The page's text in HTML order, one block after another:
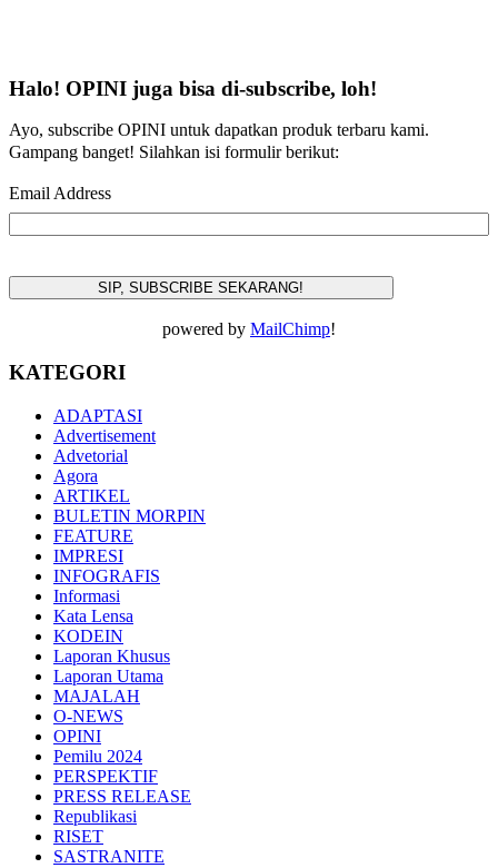
Halo! OPINI juga bisa di-subscribe, loh!
Ayo, subscribe OPINI untuk dapatkan produk terbaru kami.
Gampang banget! Silahkan isi formulir berikut:
Email Address
powered by MailChimp!
KATEGORI
ADAPTASI
Advertisement
Advetorial
Agora
ARTIKEL
BULETIN MORPIN
FEATURE
IMPRESI
INFOGRAFIS
Informasi
Kata Lensa
KODEIN
Laporan Khusus
Laporan Utama
MAJALAH
O-NEWS
OPINI
Pemilu 2024
PERSPEKTIF
PRESS RELEASE
Republikasi
RISET
SASTRANITE